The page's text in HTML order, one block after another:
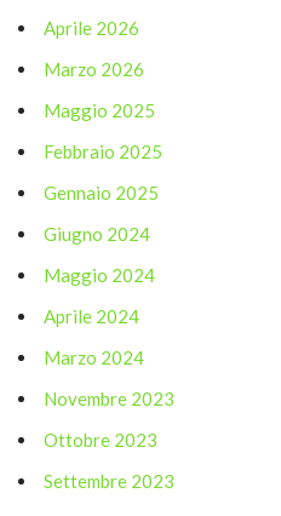
Aprile 2026
Marzo 2026
Maggio 2025
Febbraio 2025
Gennaio 2025
Giugno 2024
Maggio 2024
Aprile 2024
Marzo 2024
Novembre 2023
Ottobre 2023
Settembre 2023